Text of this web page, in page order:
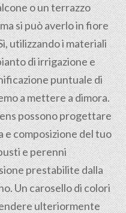
o un terrazzo
si può averlo in fiore
utilizzando i materiali
di irrigazione e
puntuale di
a mettere a dimora.
possono progettare
e composizione del tuo
e perenni
prestabilite dalla
Un carosello di colori
ulteriormente